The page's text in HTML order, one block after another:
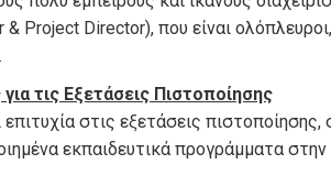
Director), που είναι ολόπλευροι,
τις Εξετάσεις Πιστοποίησης
στις εξετάσεις
εκπαιδευτικά προγράμματα